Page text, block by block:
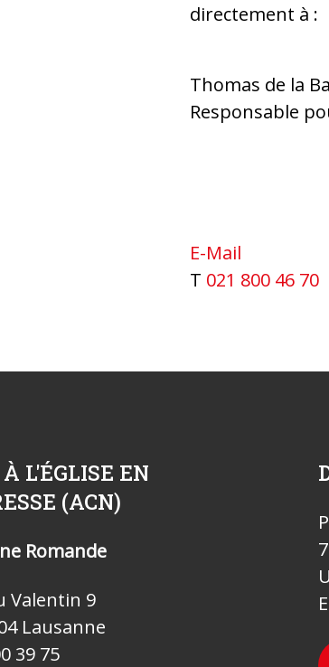
directement à :
Thomas de la
Responsable
E-Mail
T 021 800 46 70
L'ÉGLISE EN
(ACN)
Romande
Valentin 9
Lausanne
39 75